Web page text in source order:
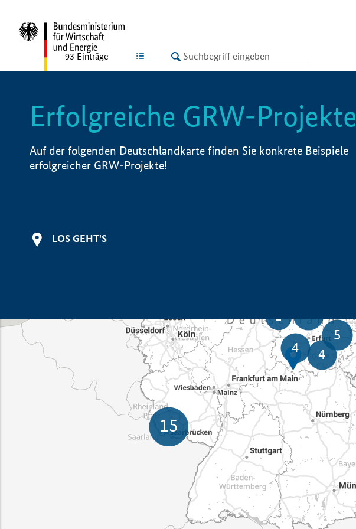
LISTE
93 Einträge
Erfolgreiche GRW-Projekte
Auf der folgenden Deutschlandkarte finden Sie konkrete Beispiele
erfolgreicher GRW-Projekte!
LOS GEHT'S